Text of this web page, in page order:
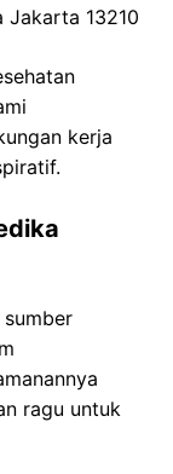
Jakarta 13210
kerja
ragu untuk